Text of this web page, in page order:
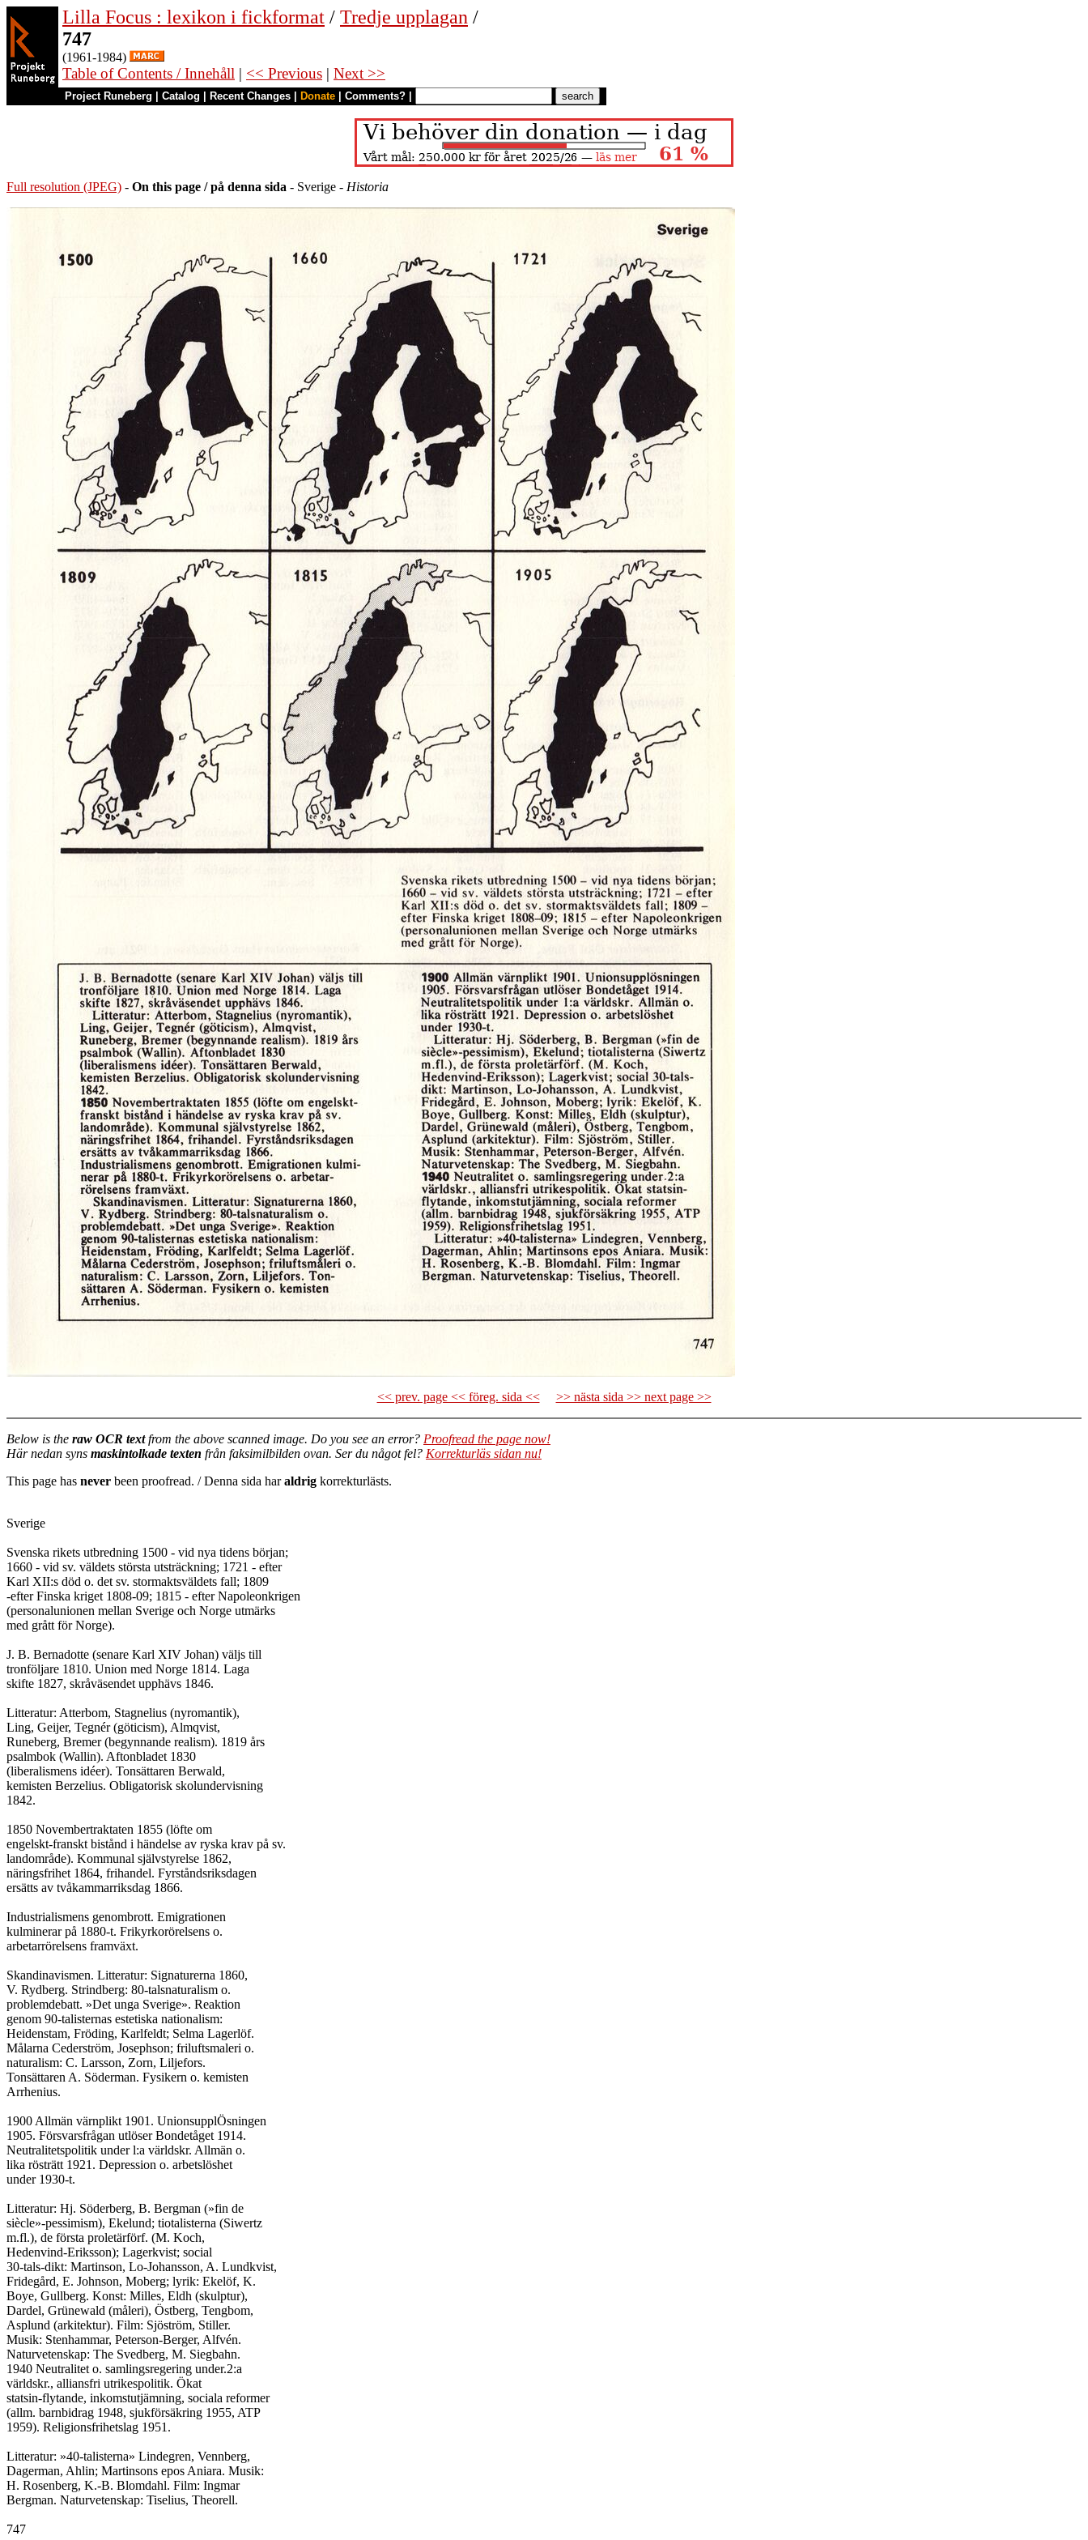
Lilla Focus : lexikon i fickformat / Tredje upplagan /
747
(1961-1984)
Table of Contents / Innehåll | << Previous | Next >>
Project Runeberg Catalog Recent Changes Donate Comments?
Full resolution (JPEG) - On this page / på denna sida - Sverige - Historia
<< prev. page << föreg. sida << >> nästa sida >> next page >>
Below is the raw OCR textfrom the above scanned image. Do you see an error? Proofread the page now!
Här nedan syns maskintolkade texten från faksimilbilden ovan. Ser du något fel? Korrekturläs sidan nu!
This page has never been proofread. / Denna sida haraldrig korrekturlästs.
Sverige
Svenska rikets utbredning 1500 - vid nya tidens början;
1660 - vid sv. väldets största utsträckning; 1721 - efter
Karl XII:s död o. det sv. stormaktsväldets fall; 1809
-efter Finska kriget 1808-09; 1815 - efter Napoleonkrigen
(personalunionen mellan Sverige och Norge utmärks
med grått för Norge).
J. B. Bernadotte (senare Karl XIV Johan) väljs till
tronföljare 1810. Union med Norge 1814. Laga
skifte 1827, skråväsendet upphävs 1846.
Litteratur: Atterbom, Stagnelius (nyromantik),
Ling, Geijer, Tegnér (göticism), Almqvist,
Runeberg, Bremer (begynnande realism). 1819 års
psalmbok (Wallin). Aftonbladet 1830
(liberalismens idéer). Tonsättaren Berwald,
kemisten Berzelius. Obligatorisk skolundervisning
1842.
1850 Novembertraktaten 1855 (löfte om
engelskt-franskt bistånd i händelse av ryska krav på sv.
landområde). Kommunal självstyrelse 1862,
näringsfrihet 1864, frihandel. Fyrståndsriksdagen
ersätts av tvåkammarriksdag 1866.
Industrialismens genombrott. Emigrationen
kulminerar på 1880-t. Frikyrkorörelsens o.
arbetarrörelsens framväxt.
Skandinavismen. Litteratur: Signaturerna 1860,
V. Rydberg. Strindberg: 80-talsnaturalism o.
problemdebatt. »Det unga Sverige». Reaktion
genom 90-talisternas estetiska nationalism:
Heidenstam, Fröding, Karlfeldt; Selma Lagerlöf.
Målarna Cederström, Josephson; friluftsmaleri o.
naturalism: C. Larsson, Zorn, Liljefors.
Tonsättaren A. Söderman. Fysikern o. kemisten
Arrhenius.
1900 Allmän värnplikt 1901. UnionsupplÖsningen
1905. Försvarsfrågan utlöser Bondetåget 1914.
Neutralitetspolitik under l:a världskr. Allmän o.
lika rösträtt 1921. Depression o. arbetslöshet
under 1930-t.
Litteratur: Hj. Söderberg, B. Bergman (»fin de
siècle»-pessimism), Ekelund; tiotalisterna (Siwertz
m.fl.), de första proletärförf. (M. Koch,
Hedenvind-Eriksson); Lagerkvist; social
30-tals-dikt: Martinson, Lo-Johansson, A. Lundkvist,
Fridegård, E. Johnson, Moberg; lyrik: Ekelöf, K.
Boye, Gullberg. Konst: Milles, Eldh (skulptur),
Dardel, Grünewald (måleri), Östberg, Tengbom,
Asplund (arkitektur). Film: Sjöström, Stiller.
Musik: Stenhammar, Peterson-Berger, Alfvén.
Naturvetenskap: The Svedberg, M. Siegbahn.
1940 Neutralitet o. samlingsregering under.2:a
världskr., alliansfri utrikespolitik. Ökat
statsin-flytande, inkomstutjämning, sociala reformer
(allm. barnbidrag 1948, sjukförsäkring 1955, ATP
1959). Religionsfrihetslag 1951.
Litteratur: »40-talisterna» Lindegren, Vennberg,
Dagerman, Ahlin; Martinsons epos Aniara. Musik:
H. Rosenberg, K.-B. Blomdahl. Film: Ingmar
Bergman. Naturvetenskap: Tiselius, Theorell.